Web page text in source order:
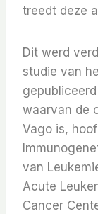
treedt deze
Dit werd
studie van
waarvan de
Vago is,
van
Acute
Cancer